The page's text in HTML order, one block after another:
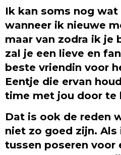
Ik kan soms nog wat
wanneer ik nieuwe
maar van zodra ik je
zal je een lieve en
beste vriendin voor
Eentje die ervan
time met jou door te
Dat is ook de reden
niet zo goed zijn.
tussen poseren voor